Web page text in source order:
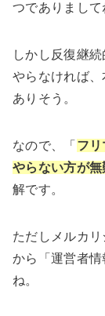
つでありまして
しかし反復継
やらなければ
ありそう。
なので、「 フリ
やらない方が
解です。
ただしメルカリ
から「運営者
ね。